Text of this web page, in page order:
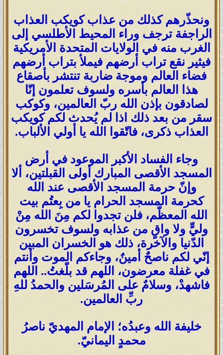
ونحذّرهم كذلك من عذاب كويكب العذاب
الراجفة ترجف وراء المحيط الأطلسي إلى
الغرب منه في الولايات المتحدة الأمريكية
فيثير نقع تراب أرضهم فيملأ بتراب أرضهم
فضاء العالم وموجة ضاربة تنتشر بأصقاع
هذا العالم بأسره ولسوف تعلمون إنّا
لصادقون بإذن الله ربّ العالمين، وكوكب
سقر من بعد ذلك اذا لم يُحدث لكم كويكب
العذاب ذكرى، فاتّقوا الله يا أولي الألباب.
وجاء الفساد الأكبر الموعود في أرض
المسجد الأقصى المبارك أولى القبلتين، ألا
وإنّ حرمة المسجد الأقصى عند الله
كحرمة المسجد الحرام يا من بِعتُم بيت
الله المعظّم، فلن تجدوا لكم مِنَ الله مِنْ
وليٍّ ولا واقٍ من عذابه ولسوف تخسرون
الدّنيا والآخرة، ذلك هو الخسران المبين
إنّي لكم ناصحٌ أمينٌ، وجاءكم الموت وأنتم
في غفلة معرضون، اللهم قد بلّغتُ.. اللهم
فاشهدْ، وسلامٌ على المُرسَلين والحمدُ للهِ
ربِّ العالمين.
خليفة الله وعبدُه؛ الإمام المهديّ ناصرُ
محمدٍ اليمانيّ.